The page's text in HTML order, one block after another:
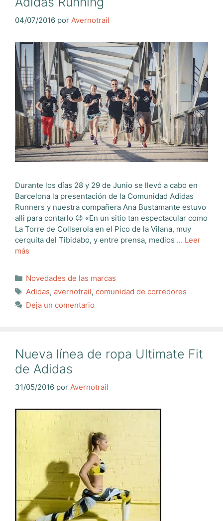
04/07/2016 por Avernotrail
Durante los días 28 y 29 de Junio se llevó a cabo en
Barcelona la presentación de la Comunidad Adidas
Runners y nuestra compañera Ana Bustamante estuvo
alli para contarlo 😉 «En un sitio tan espectacular como
La Torre de Collserola en el Pico de la Vilana, muy
cerquita del Tibidabo, y entre prensa, medios … Leer
más
Categorías
Novedades de las marcas
Etiquetas
Adidas, avernotrail, comunidad de corredores
Deja un comentario
Nueva línea de ropa Ultimate Fit
de Adidas
31/05/2016 por Avernotrail